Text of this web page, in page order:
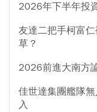
2026年下半年投
友達二把手柯富
草？
2026前進大南方
佳世達集團艦隊
入